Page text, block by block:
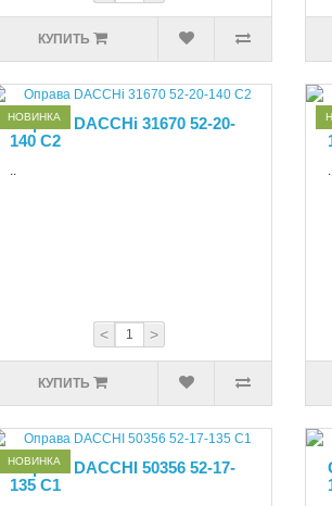
КУПИТЬ
НОВИНКА
Оправа DACCHi 31670 52-20-
140 С2
..
< >
КУПИТЬ
НОВИНКА
Оправа DACCHI 50356 52-17-
135 С1